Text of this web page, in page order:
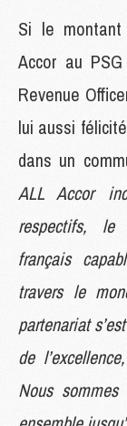
Si le
Accor au
Revenue
lui aussi
dans un
ALL Accor
respectifs, le
français
travers le
partenariat
de
Nous